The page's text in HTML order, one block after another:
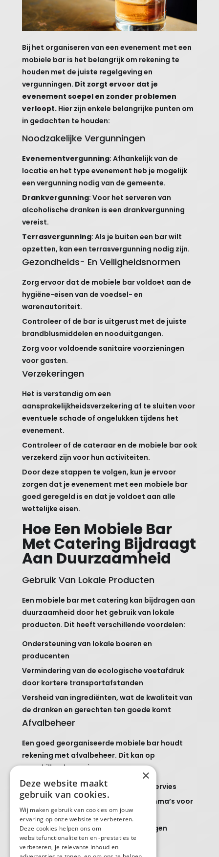
Bij het organiseren van een evenement met een
mobiele bar is het belangrijk om rekening te
houden met de juiste regelgeving en
vergunningen. Dit zorgt ervoor dat je
evenement soepel en zonder problemen
verloopt.Hier zijn enkele belangrijke punten om
in gedachten te houden:
Noodzakelijke Vergunningen
Evenementvergunning: Afhankelijk van de
locatie en het type evenement heb je mogelijk
een vergunning nodig van de gemeente.
Drankvergunning: Voor het serveren van
alcoholische dranken is een drankvergunning
vereist.
Terrasvergunning: Als je buiten een bar wilt
opzetten, kan een terrasvergunning nodig zijn.
Gezondheids- En Veiligheidsnormen
Zorg ervoor dat de mobiele bar voldoet aan de
hygiëne-eisen van de voedsel- en
warenautoriteit.
Controleer of de bar is uitgerust met de juiste
brandblusmiddelen en nooduitgangen.
Zorg voor voldoende sanitaire voorzieningen
voor gasten.
Verzekeringen
Het is verstandig om een
aansprakelijkheidsverzekering af te sluiten voor
eventuele schade of ongelukken tijdens het
evenement.
Controleer of de cateraar en de mobiele bar ook
verzekerd zijn voor hun activiteiten.
Door deze stappen te volgen, kun je ervoor
zorgen dat je evenement met een mobiele bar
goed geregeld is en dat je voldoet aan alle
wettelijke eisen.
Hoe Een Mobiele Bar
Met Catering Bijdraagt
Aan Duurzaamheid
Gebruik Van Lokale Producten
Een mobiele bar met catering kan bijdragen aan
duurzaamheid door het gebruik van lokale
producten. Dit heeft verschillende voordelen:
Ondersteuning van lokale boeren en
producenten
Vermindering van de ecologische voetafdruk
door kortere transportafstanden
Versheid van ingrediënten, wat de kwaliteit van
de dranken en gerechten ten goede komt
Afvalbeheer
Een goed georganiseerde mobiele bar houdt
rekening met afvalbeheer. Dit kan op
verschillende manieren:
Gebruik van herbruikbare bekers en servies
Implementatie van recyclingprogramma’s voor
afval
Vermijden van overbodige verpakkingen
Energie-efficiëntie
×
Deze website maakt
gebruik van cookies.
Wij maken gebruik van cookies om jouw
ervaring op onze website te verbeteren.
Deze cookies helpen ons om
websitefunctionaliteiten en -prestaties te
verbeteren, je relevante inhoud en